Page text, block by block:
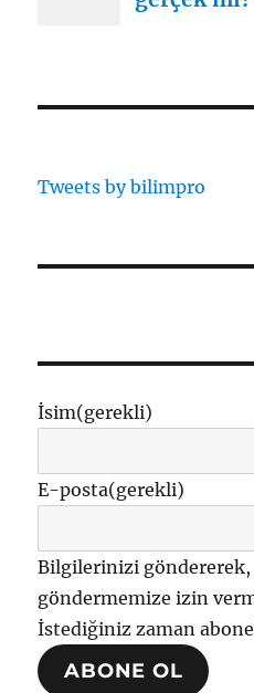
Tweets by bilimpro
İsim(gerekli)
E-posta(gerekli)
Bilgilerinizi
göndermemize izin
İstediğiniz zaman
ABONE OL